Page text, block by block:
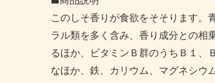
このしそ香りが食欲をそそります。
ラル類を多く含み、香り成分との相
るほか、ビタミンＢ群のうちＢ１、
なほか、鉄、カリウム、マグネシウ